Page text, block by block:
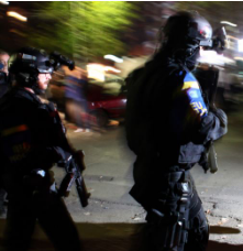
kosovo-
general-
context.jpg